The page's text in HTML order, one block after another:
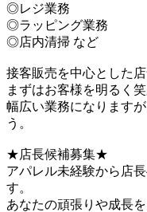
◎レジ業務
◎ラッピング業務
◎店内清掃 など
接客販売を中心とした
まずはお客様を明るく
幅広い業務になります
う。
★店長候補募集★
アパレル未経験から店
す。
あなたの頑張りや成長